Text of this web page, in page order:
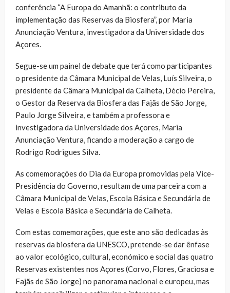
conferência “A Europa do Amanhã: o contributo da
implementação das Reservas da Biosfera”, por Maria
Anunciação Ventura, investigadora da Universidade dos
Açores.
Segue-se um painel de debate que terá como participantes
o presidente da Câmara Municipal de Velas, Luís Silveira, o
presidente da Câmara Municipal da Calheta, Décio Pereira,
o Gestor da Reserva da Biosfera das Fajãs de São Jorge,
Paulo Jorge Silveira, e também a professora e
investigadora da Universidade dos Açores, Maria
Anunciação Ventura, ficando a moderação a cargo de
Rodrigo Rodrigues Silva.
As comemorações do Dia da Europa promovidas pela Vice-
Presidência do Governo, resultam de uma parceira com a
Câmara Municipal de Velas, Escola Básica e Secundária de
Velas e Escola Básica e Secundária de Calheta.
Com estas comemorações, que este ano são dedicadas às
reservas da biosfera da UNESCO, pretende-se dar ênfase
ao valor ecológico, cultural, económico e social das quatro
Reservas existentes nos Açores (Corvo, Flores, Graciosa e
Fajãs de São Jorge) no panorama nacional e europeu, mas